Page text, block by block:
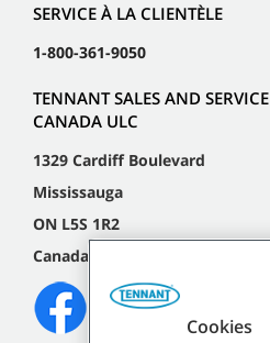
SERVICE À LA CLIENTÈLE
1-800-361-9050
TENNANT SALES AND SERVICE
CANADA ULC
1329 Cardiff Boulevard
Mississauga
ON L5S 1R2
Canada
Cookies